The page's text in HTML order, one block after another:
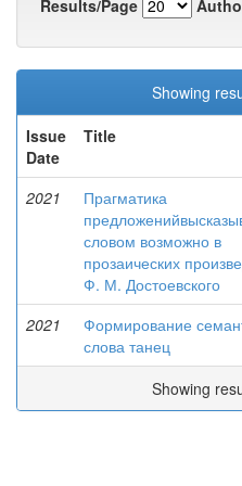
Results/Page
Showing
Issue
Date
Title
2021
Прагматика
словом возможно в
прозаических
Ф. М. Достоевского
2021
Формирование
слова танец
Showing